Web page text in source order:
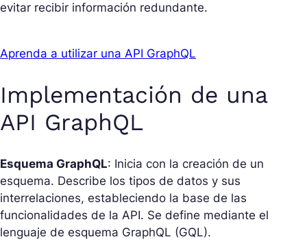
evitar recibir información redundante.
Aprenda a utilizar una API GraphQL
Implementación de una
API GraphQL
Esquema GraphQL: Inicia con la creación de un
esquema. Describe los tipos de datos y sus
interrelaciones, estableciendo la base de las
funcionalidades de la API. Se define mediante el
lenguaje de esquema GraphQL (GQL).